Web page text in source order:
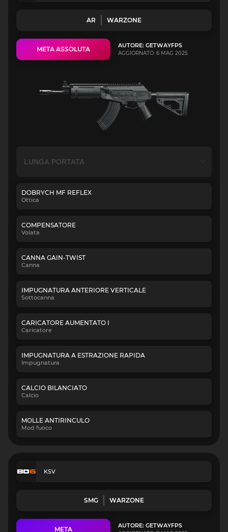
AR WARZONE
META ASSOLUTA AUTORE: GETWAYFPS
AGGIORNATO: 6 MAG 2025
DOBRYCH MF REFLEX
Ottica
COMPENSATORE
Volata
CANNA GAIN-TWIST
Canna
IMPUGNATURA ANTERIORE VERTICALE
Sottocanna
CARICATORE AUMENTATO I
Caricatore
IMPUGNATURA A ESTRAZIONE RAPIDA
Impugnatura
CALCIO BILANCIATO
Calcio
MOLLE ANTIRINCULO
Mod fuoco
KSV
SMG WARZONE
META AUTORE: GETWAYFPS